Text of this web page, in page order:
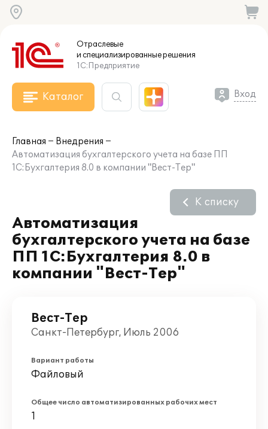
Отраслевые
и специализированныерешения
1С:Предприятие
Каталог Вход
Главная
Внедрения
Автоматизация бухгалтерского учета на базе ПП
1С:Бухгалтерия 8.0 в компании "Вест-Тер"
Автоматизация
бухгалтерского учета на базе
ПП 1С:Бухгалтерия 8.0 в
компании "Вест-Тер"
К списку
Вест-Тер
Санкт-Петербург, Июль 2006
Вариант работы
Файловый
Общее число автоматизированных рабочих мест
1